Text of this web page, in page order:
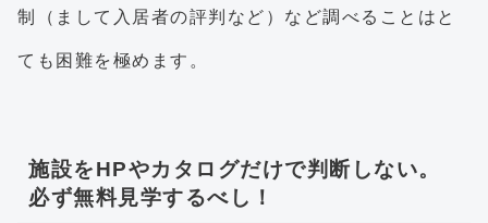
制（まして入居者の評判など）など調べることはと
ても困難を極めます。
施設をHPやカタログだけで判断しない。
必ず無料見学するべし！